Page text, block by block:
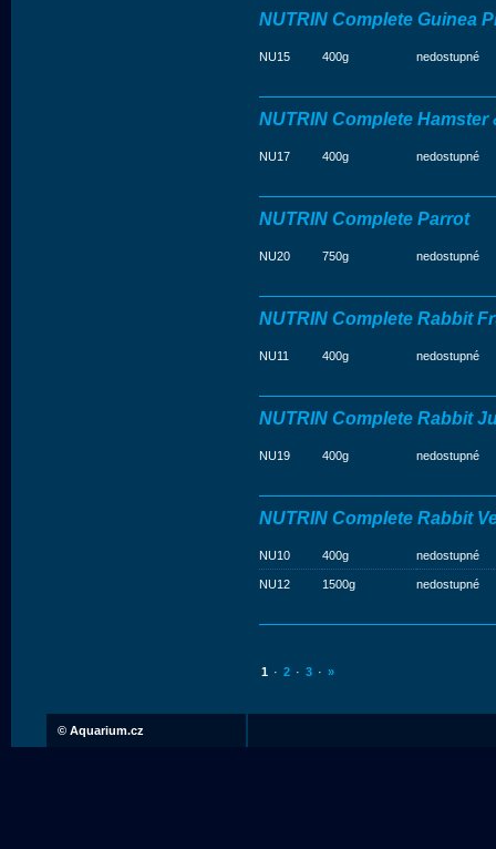
NUTRIN Complete Guinea
NU15 400g nedostupné
NUTRIN Complete Hamster
NU17 400g nedostupné
NUTRIN Complete Parrot
NU20 750g nedostupné
NUTRIN Complete Rabbit
NU11 400g nedostupné
NUTRIN Complete Rabbit
NU19 400g nedostupné
NUTRIN Complete Rabbit
NU10 400g nedostupné
NU12 1500g nedostupné
1 · 2 · 3 · »
© Aquarium.cz